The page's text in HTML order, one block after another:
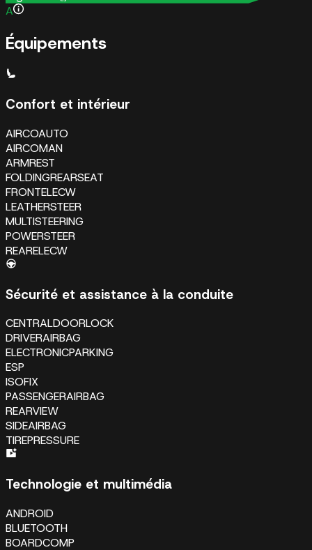
A
Équipements
Confort et intérieur
AIRCOAUTO
AIRCOMAN
ARMREST
FOLDINGREARSEAT
FRONTELECW
LEATHERSTEER
MULTISTEERING
POWERSTEER
REARELECW
Sécurité et assistance à la conduite
CENTRALDOORLOCK
DRIVERAIRBAG
ELECTRONICPARKING
ESP
ISOFIX
PASSENGERAIRBAG
REARVIEW
SIDEAIRBAG
TIREPRESSURE
Technologie et multimédia
ANDROID
BLUETOOTH
BOARDCOMP